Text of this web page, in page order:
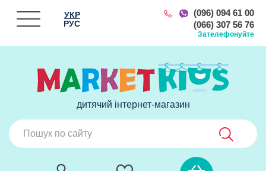
(096) 094 61 00
(066) 307 56 76
Зателефонуйте
УКР
РУС
дитячий інтернет-магазин